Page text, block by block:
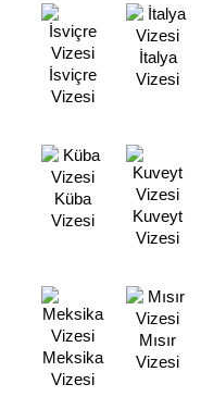
İsviçre
Vizesi
İtalya
Vizesi
Küba
Vizesi
Kuveyt
Vizesi
Meksika
Vizesi
Mısır
Vizesi